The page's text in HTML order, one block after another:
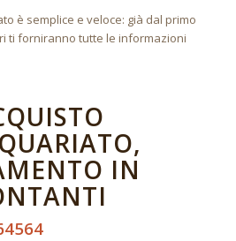
è semplice e veloce: già dal primo
ti forniranno tutte le informazioni
IN